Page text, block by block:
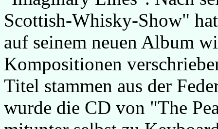
Scottish-Whisky-Show"
auf seinem neuen Album
Kompositionen
Titel stammen aus der
wurde die CD von "The